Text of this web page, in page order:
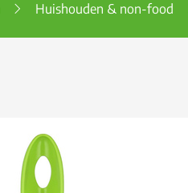
Huishouden & non-food